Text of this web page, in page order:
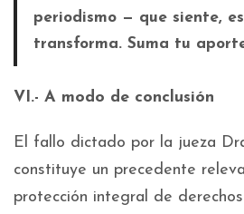
periodismo — que siente,
transforma. Suma tu
VI.- A modo de conclusión
El fallo dictado por la jueza
constituye un precedente
protección integral de